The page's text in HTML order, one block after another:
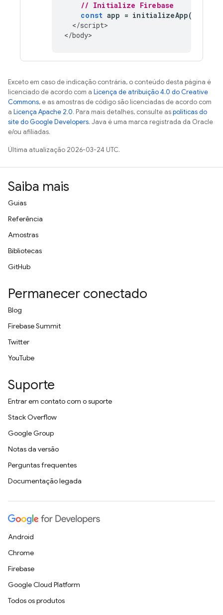
// Initialize Firebase
const app = initializeApp(
</script>
</body>
Exceto em caso de indicação contrária, o conteúdo desta página é
licenciado de acordo com a Licença de atribuição 4.0 do Creative
Commons, e as amostras de código são licenciadas de acordo com
a Licença Apache 2.0. Para mais detalhes, consulte aspolíticas do
site do Google Developers. Java é uma marca registrada da Oracle
e/ou afiliadas.
Última atualização 2026-03-24 UTC.
Saiba mais
Guias
Referência
Amostras
Bibliotecas
GitHub
Permanecer conectado
Blog
Firebase Summit
Twitter
YouTube
Suporte
Entrar em contato com o suporte
Stack Overflow
Google Group
Notas da versão
Perguntas frequentes
Documentação legada
Android
Chrome
Firebase
Google Cloud Platform
Todos os produtos